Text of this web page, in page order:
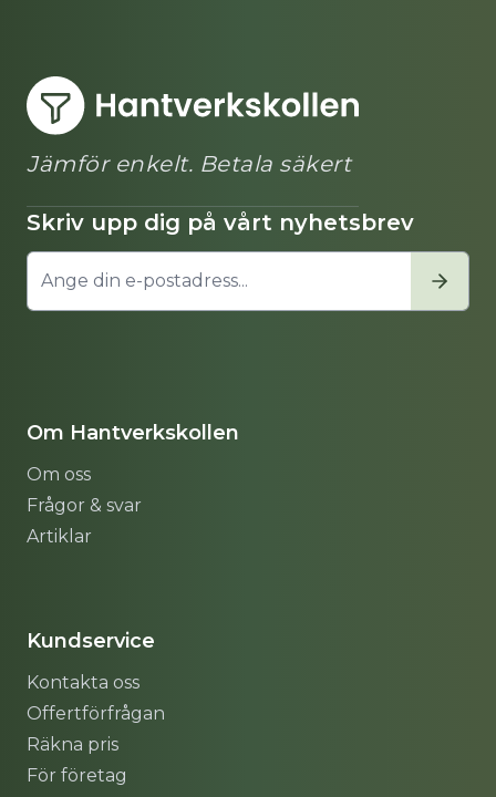
Jämför enkelt. Betala säkert
Skriv upp dig på vårt nyhetsbrev
Om Hantverkskollen
Om oss
Frågor & svar
Artiklar
Kundservice
Kontakta oss
Offertförfrågan
Räkna pris
För företag